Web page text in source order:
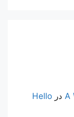
A در Hello